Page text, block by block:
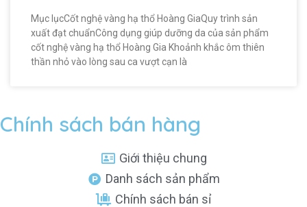
Mục lụcCốt nghệ vàng hạ thổ Hoàng GiaQuy trình sản
xuất đạt chuẩnCông dụng giúp dưỡng da của sản phẩm
cốt nghệ vàng hạ thổ Hoàng Gia Khoảnh khắc ôm thiên
thần nhỏ vào lòng sau ca vượt cạn là
Chính sách bán hàng
Giới thiệu chung
Danh sách sản phẩm
Chính sách bán sỉ